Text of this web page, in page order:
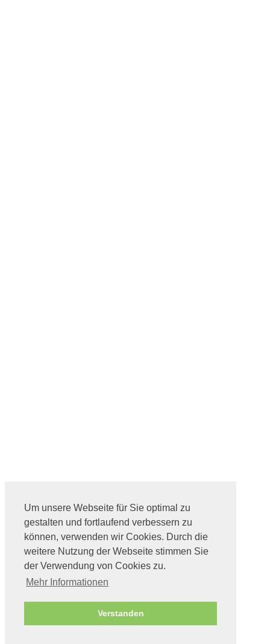
Um unsere Webseite für Sie optimal zu
gestalten und fortlaufend verbessern zu
können, verwenden wir Cookies. Durch die
weitere Nutzung der Webseite stimmen Sie
der Verwendung von Cookies zu.
Mehr Informationen
Verstanden